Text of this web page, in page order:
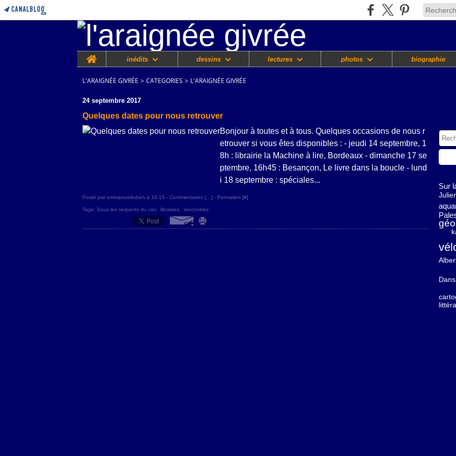
Home
inédits dessins lectures photos biographie
L'ARAIGNÉE GIVRÉE > CATEGORIES > L'ARAIGNÉE GIVRÉE
24 septembre 2017
Quelques dates pour nous retrouver
Bonjour à toutes et à tous. Quelques occasions de nous r
etrouver si vous êtes disponibles : - jeudi 14 septembre, 1
8h : librairie la Machine à lire, Bordeaux - dimanche 17 se
ptembre, 16h45 : Besançon, Le livre dans la boucle - lund
i 18 septembre : spéciales...
Posté par emmanuelruben à 16:15 - Commentaires [ ] - Permalien [#]
Tags: Sous les serpents du ciel librairies rencontres
Sur